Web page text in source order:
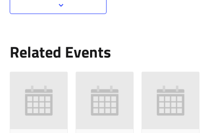
Related Events